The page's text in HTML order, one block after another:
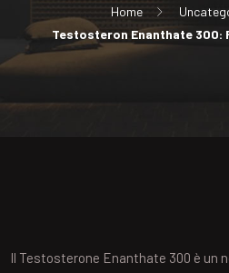
Home
Testosteron Enanthate 300:
Il Testosterone Enanthate 300 è un